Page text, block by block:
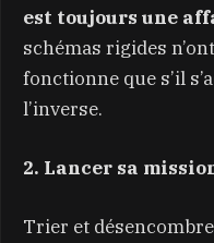
est toujours une
schémas rigides
fonctionne que s’il
l’inverse.
2. Lancer sa
Trier et